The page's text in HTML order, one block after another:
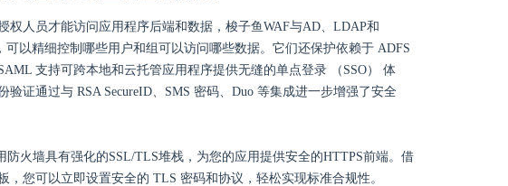
权人员才能访问应用程序后端和数据，梭子鱼WAF与AD、LDAP和
可以精细控制哪些用户和组可以访问哪些数据。它们还保护依赖于 ADFS
支持可跨本地和云托管应用程序提供无缝的单点登录 （SSO） 体
验证通过与 RSA SecureID、SMS 密码、Duo 等集成进一步增强了安全
防火墙具有强化的SSL/TLS堆栈，为您的应用提供安全的HTTPS前端。借
，您可以立即设置安全的 TLS 密码和协议，轻松实现标准合规性。